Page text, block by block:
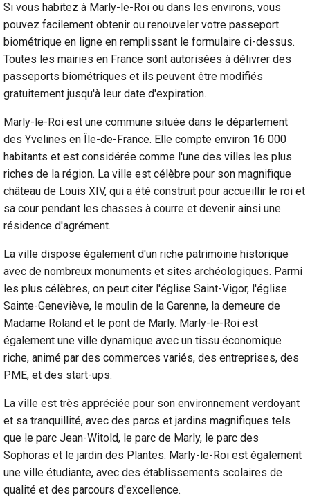
Si vous habitez à Marly-le-Roi ou dans les environs, vous
pouvez facilement obtenir ou renouveler votre passeport
biométrique en ligne en remplissant le formulaire ci-dessus.
Toutes les mairies en France sont autorisées à délivrer des
passeports biométriques et ils peuvent être modifiés
gratuitement jusqu'à leur date d'expiration.
Marly-le-Roi est une commune située dans le département
des Yvelines en Île-de-France. Elle compte environ 16 000
habitants et est considérée comme l'une des villes les plus
riches de la région. La ville est célèbre pour son magnifique
château de Louis XIV, qui a été construit pour accueillir le roi et
sa cour pendant les chasses à courre et devenir ainsi une
résidence d'agrément.
La ville dispose également d'un riche patrimoine historique
avec de nombreux monuments et sites archéologiques. Parmi
les plus célèbres, on peut citer l'église Saint-Vigor, l'église
Sainte-Geneviève, le moulin de la Garenne, la demeure de
Madame Roland et le pont de Marly. Marly-le-Roi est
également une ville dynamique avec un tissu économique
riche, animé par des commerces variés, des entreprises, des
PME, et des start-ups.
La ville est très appréciée pour son environnement verdoyant
et sa tranquillité, avec des parcs et jardins magnifiques tels
que le parc Jean-Witold, le parc de Marly, le parc des
Sophoras et le jardin des Plantes. Marly-le-Roi est également
une ville étudiante, avec des établissements scolaires de
qualité et des parcours d'excellence.